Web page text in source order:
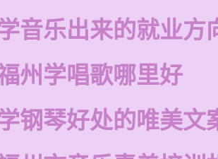
音乐出来的就业方
州学唱歌哪里好
钢琴好处的唯美文